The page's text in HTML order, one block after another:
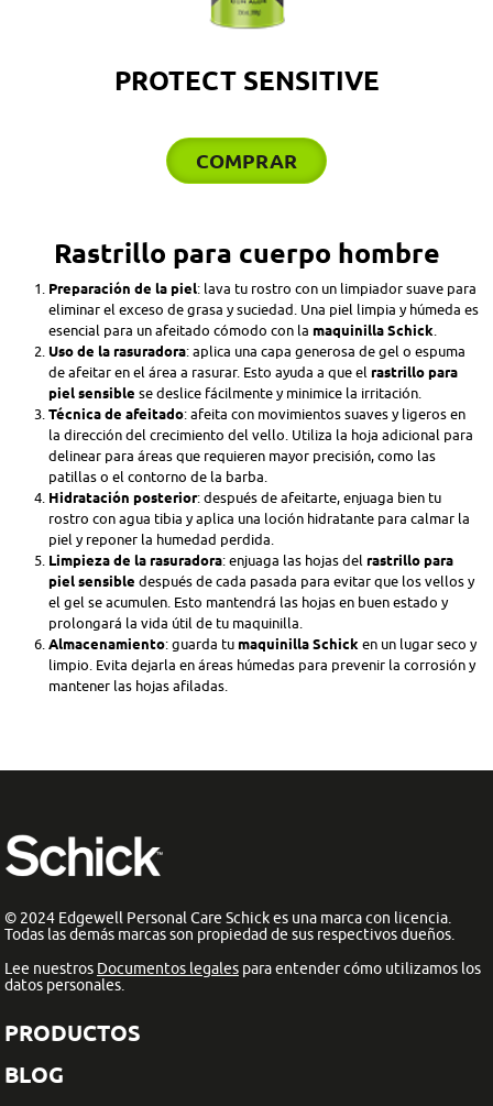
PROTECT SENSITIVE
COMPRAR
Rastrillo para cuerpo hombre
Preparación de la piel: lava tu rostro con un limpiador suave para
eliminar el exceso de grasa y suciedad. Una piel limpia y húmeda es
esencial para un afeitado cómodo con la maquinilla Schick
Uso de la rasuradora: aplica una capa generosa de gel o espuma
de afeitar en el área a rasurar. Esto ayuda a que el rastrillo para
piel sensible se deslice fácilmente y minimice la irritación.
Técnica de afeitado: afeita con movimientos suaves y ligeros en
la dirección del crecimiento del vello. Utiliza la hoja adicional para
delinear para áreas que requieren mayor precisión, como las
patillas o el contorno de la barba.
Hidratación posterior: después de afeitarte, enjuaga bien tu
rostro con agua tibia y aplica una loción hidratante para calmar la
piel y reponer la humedad perdida.
Limpieza de la rasuradora: enjuaga las hojas del rastrillo para
piel sensible después de cada pasada para evitar que los vellos y
el gel se acumulen. Esto mantendrá las hojas en buen estado y
prolongará la vida útil de tu maquinilla.
Almacenamiento: guarda tu maquinilla Schick en un lugar seco y
limpio. Evita dejarla en áreas húmedas para prevenir la corrosión y
mantener las hojas afiladas.
© 2024 Edgewell Personal Care Schick es una marca con licencia.
Todas las demás marcas son propiedad de sus respectivos dueños.
Lee nuestros Documentos legales para entender cómo utilizamos los
datos personales.
PRODUCTOS
BLOG